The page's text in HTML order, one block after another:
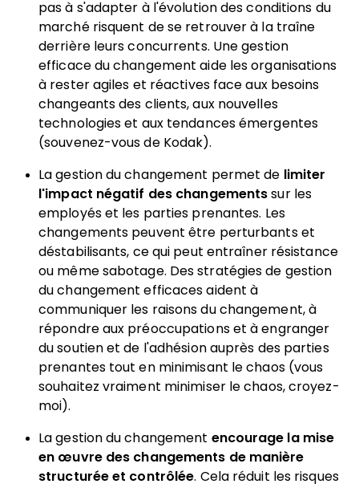
pas à s'adapter à l'évolution des conditions du
marché risquent de se retrouver à la traîne
derrière leurs concurrents. Une gestion
efficace du changement aide les organisations
à rester agiles et réactives face aux besoins
changeants des clients, aux nouvelles
technologies et aux tendances émergentes
(souvenez-vous de Kodak).
La gestion du changement permet de limiter
l'impact négatif des changements sur les
employés et les parties prenantes. Les
changements peuvent être perturbants et
déstabilisants, ce qui peut entraîner résistance
ou même sabotage. Des stratégies de gestion
du changement efficaces aident à
communiquer les raisons du changement, à
répondre aux préoccupations et à engranger
du soutien et de l'adhésion auprès des parties
prenantes tout en minimisant le chaos (vous
souhaitez vraiment minimiser le chaos, croyez-
moi).
La gestion du changement encourage la mise
en œuvre des changements de manière
structurée et contrôlée. Cela réduit les risques